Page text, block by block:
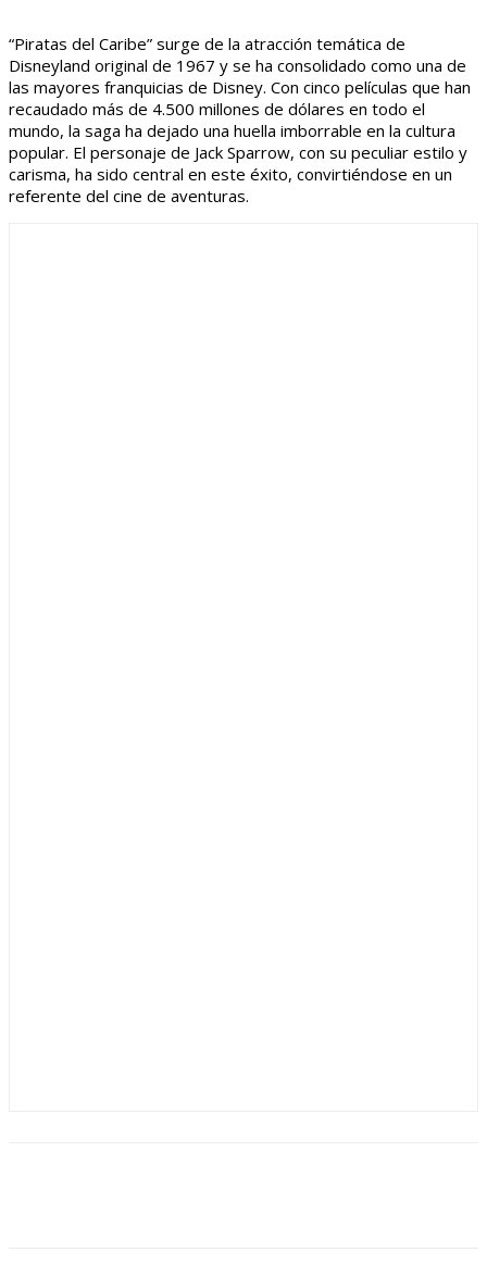
“Piratas del Caribe” surge de la atracción temática de
Disneyland original de 1967 y se ha consolidado como una de
las mayores franquicias de Disney. Con cinco películas que han
recaudado más de 4.500 millones de dólares en todo el
mundo, la saga ha dejado una huella imborrable en la cultura
popular. El personaje de Jack Sparrow, con su peculiar estilo y
carisma, ha sido central en este éxito, convirtiéndose en un
referente del cine de aventuras.